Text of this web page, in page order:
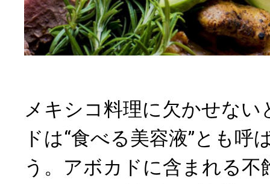
メキシコ料理に欠かせな
ドは“食べる美容液”とも呼
う。アボカドに含まれる不